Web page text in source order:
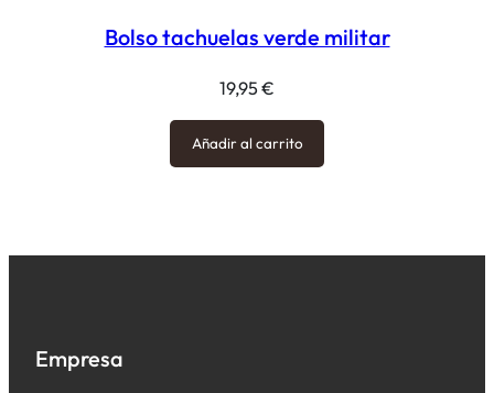
Bolso tachuelas verde militar
19,95€
Añadir al carrito
Empresa